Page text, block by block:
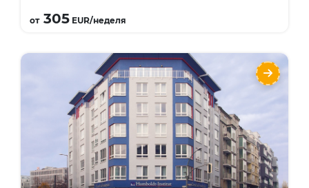
от305 EUR/неделя
Humboldt-Institut Berlin
Курсы
Интенсивный курс
Занятия с преподавателем один на один
курс подготовки к экзаменам